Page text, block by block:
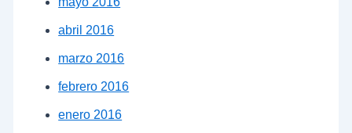
abril 2016
marzo 2016
febrero 2016
enero 2016